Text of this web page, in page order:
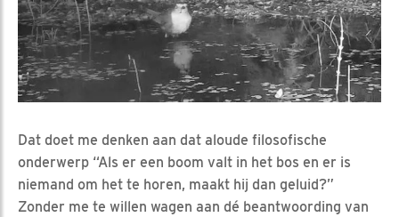
Dat doet me denken aan dat aloude filosofische
onderwerp “Als er een boom valt in het bos en er is
niemand om het te horen, maakt hij dan geluid?”
Zonder me te willen wagen aan dé beantwoording van